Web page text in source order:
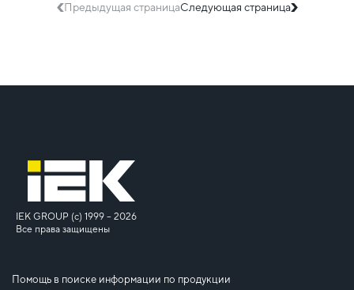
Предыдущая страницаСледующая страница
IEK GROUP (c) 1999 – 2026
Все права защищены
Помощь в поиске информации по продукции